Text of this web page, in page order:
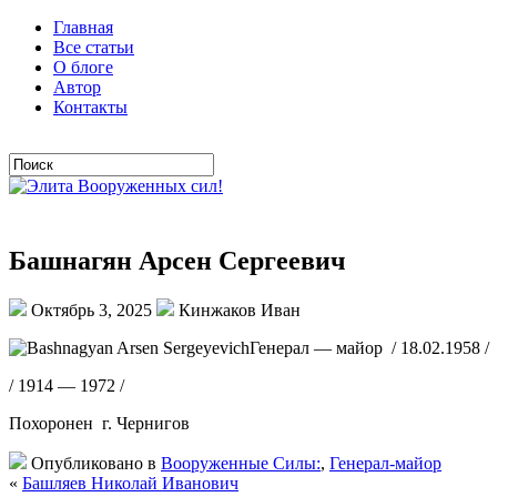
Главная
Все статьи
О блоге
Автор
Контакты
Башнагян Арсен Сергеевич
Октябрь 3, 2025
Кинжаков Иван
Генерал — майор / 18.02.1958 /
/ 1914 — 1972 /
Похоронен г. Чернигов
Опубликовано в Вооруженные Силы:, Генерал-майор
« Башляев Николай Иванович